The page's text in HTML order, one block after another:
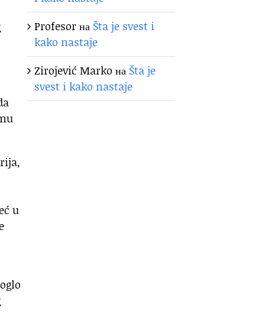
u
Profesorна Šta je svest i
kako nastaje
Zirojević Marko на Šta je
svest i kako nastaje